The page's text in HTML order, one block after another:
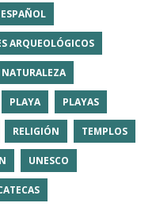
ARQUEOLÓGICOS
NATURALEZA
PLAYA PLAYAS
RELIGIÓN TEMPLOS
UNESCO